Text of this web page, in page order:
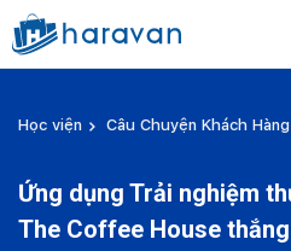
Học viện Câu Chuyện Khách Hàng
Ứng dụng Trải nghiệm
The Coffee House